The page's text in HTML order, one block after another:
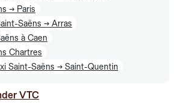
→ Paris
Saëns → Arras
à Caen
Chartres
Saint-Saëns → Saint-Quentin
VTC